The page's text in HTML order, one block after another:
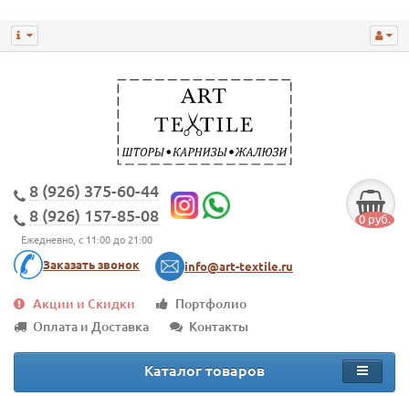
8 (926) 375-60-44
8 (926) 157-85-08
Ежедневно, с 11:00 до 21:00
Заказать звонок info@art-textile.ru
0 руб.
Акции и Скидки
Портфолио
Оплата и Доставка
Контакты
Каталог товаров